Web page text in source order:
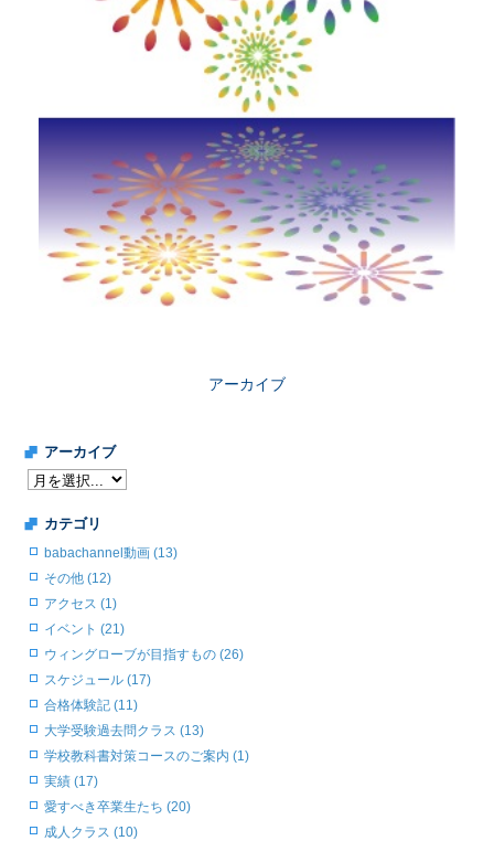
アーカイブ
アーカイブ
カテゴリ
babachannel動画 (13)
その他 (12)
アクセス (1)
イベント (21)
ウィングローブが目指すもの (26)
スケジュール (17)
合格体験記 (11)
大学受験過去問クラス (13)
学校教科書対策コースのご案内 (1)
実績 (17)
愛すべき卒業生たち (20)
成人クラス (10)